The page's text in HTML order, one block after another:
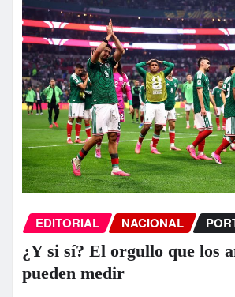
EDITORIAL NACIONAL
¿Y si sí? El orgullo que los
pueden medir